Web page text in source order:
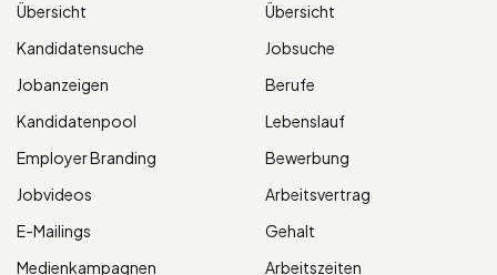
Übersicht
Kandidatensuche
Jobanzeigen
Kandidatenpool
Employer Branding
Jobvideos
E-Mailings
Medienkampagnen
Übersicht
Jobsuche
Berufe
Lebenslauf
Bewerbung
Arbeitsvertrag
Gehalt
Arbeitszeiten